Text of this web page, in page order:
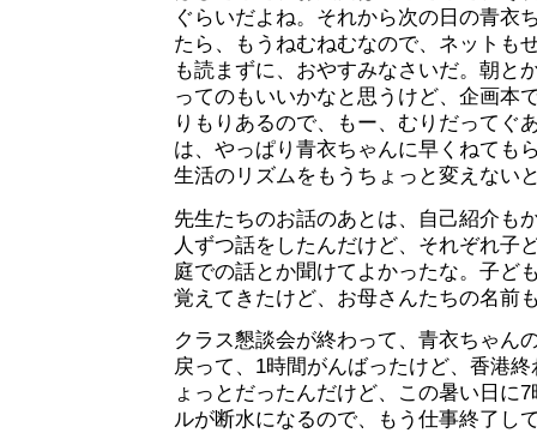
ぐらいだよね。それから次の日の青衣
たら、もうねむねむなので、ネットも
も読まずに、おやすみなさいだ。朝と
ってのもいいかなと思うけど、企画本
りもりあるので、もー、むりだってぐ
は、やっぱり青衣ちゃんに早くねても
生活のリズムをもうちょっと変えない
先生たちのお話のあとは、自己紹介も
人ずつ話をしたんだけど、それぞれ子
庭での話とか聞けてよかったな。子ど
覚えてきたけど、お母さんたちの名前
クラス懇談会が終わって、青衣ちゃん
戻って、1時間がんばったけど、香港
ょっとだったんだけど、この暑い日に
ルが断水になるので、もう仕事終了し